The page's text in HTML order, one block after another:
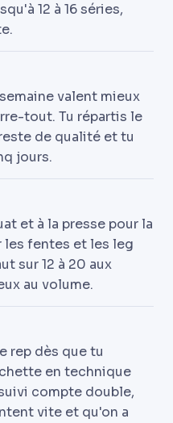
12 à 16 séries,
valent mieux
tout. Tu répartis le
de qualité et tu
jours.
et à la presse pour la
les fentes et les leg
sur 12 à 20 aux
au volume.
rep dès que tu
en technique
compte double,
vite et qu'on a